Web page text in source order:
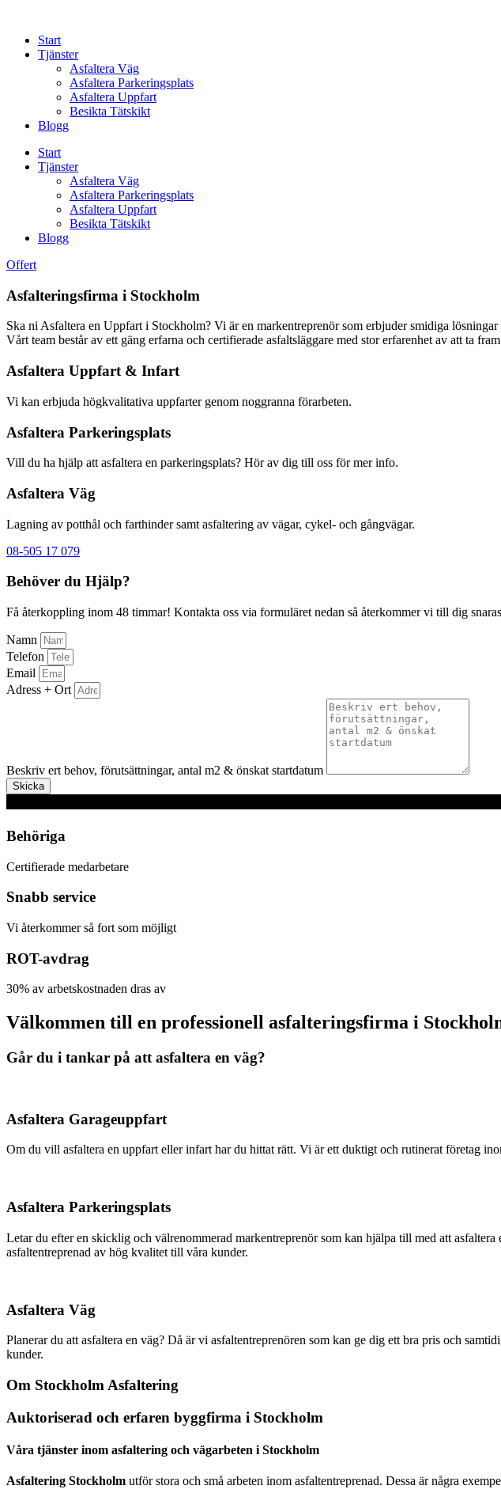
contentStart
Tjänster
Asfaltera Väg
Asfaltera Parkeringsplats
Asfaltera Uppfart
Besikta Tätskikt
Blogg
Start
Tjänster
Asfaltera Väg
Asfaltera Parkeringsplats
Asfaltera Uppfart
Besikta Tätskikt
Blogg
Offert
Asfalteringsfirma i Stockholm
Ska ni Asfaltera en Uppfart i Stockholm? Vi är en markentreprenör som erbjuder smidiga
Vårt team består av ett gäng erfarna och certifierade asfaltsläggare med stor erfarenhet av att ta
Asfaltera Uppfart & Infart
Vi kan erbjuda högkvalitativa uppfarter genom noggranna förarbeten.
Asfaltera Parkeringsplats
Vill du ha hjälp att asfaltera en ​parkeringsplats? Hör av dig till oss för mer info.
Asfaltera Väg
Lagning av potthål och farthinder samt asfaltering av vägar, cykel- och gångvägar.
08-505 17 079
Behöver du Hjälp?
Få återkoppling inom 48 timmar! Kontakta oss via formuläret nedan så återkommer vi till dig
Namn
Telefon
Email
Adress + Ort
Beskriv ert behov, förutsättningar, antal m2 & önskat startdatum
Skicka
Behöriga
Certifierade medarbetare
Snabb service
Vi återkommer så fort som möjligt
ROT-avdrag
30% av arbetskostnaden dras av
Välkommen till en professionell asfalteringsfirma i
Går du i tankar på att asfaltera en väg?
Asfaltera Garageuppfart
Om du vill asfaltera en uppfart eller infart har du hittat rätt. Vi är ett duktigt och rutinerat företag
Asfaltera Parkeringsplats
Letar du efter en skicklig och välrenommerad markentreprenör som kan hjälpa till med att
asfaltentreprenad av hög kvalitet till våra kunder.
Asfaltera Väg
Planerar du att asfaltera en väg? Då är vi asfaltentreprenören som kan ge dig ett bra pris och
kunder.
Om Stockholm Asfaltering
Auktoriserad och erfaren byggfirma i Stockholm
Våra tjänster inom asfaltering och vägarbeten i Stockholm
Asfaltering Stockholm utför stora och små arbeten inom asfaltentreprenad. Dessa är några